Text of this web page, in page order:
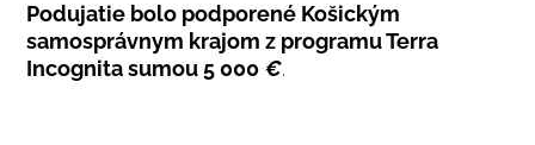
Podujatie bolo podporené Košickým
samosprávnym krajom z programu Terra
Incognita sumou 5 000 €.